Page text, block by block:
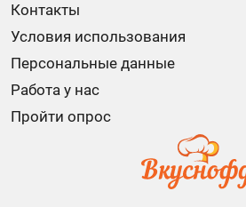
Контакты
Условия использования
Персональные данные
Работа у нас
Пройти опрос